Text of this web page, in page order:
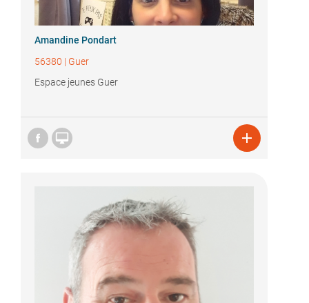
Amandine Pondart
56380 | Guer
Espace jeunes Guer
 